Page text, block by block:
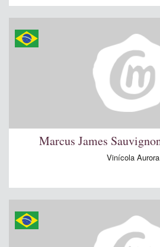
Marcus James
Vinícola Aurora